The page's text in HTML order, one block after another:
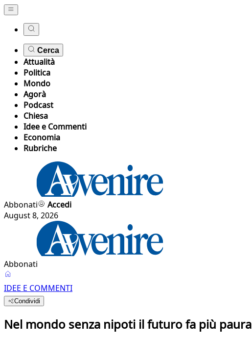
Cerca
Attualità
Politica
Mondo
Agorà
Podcast
Chiesa
Idee e Commenti
Economia
Rubriche
Abbonati
Accedi
August 8, 2026
Abbonati
IDEE E COMMENTI
Condividi
Nel mondo senza nipoti il futuro fa più paura